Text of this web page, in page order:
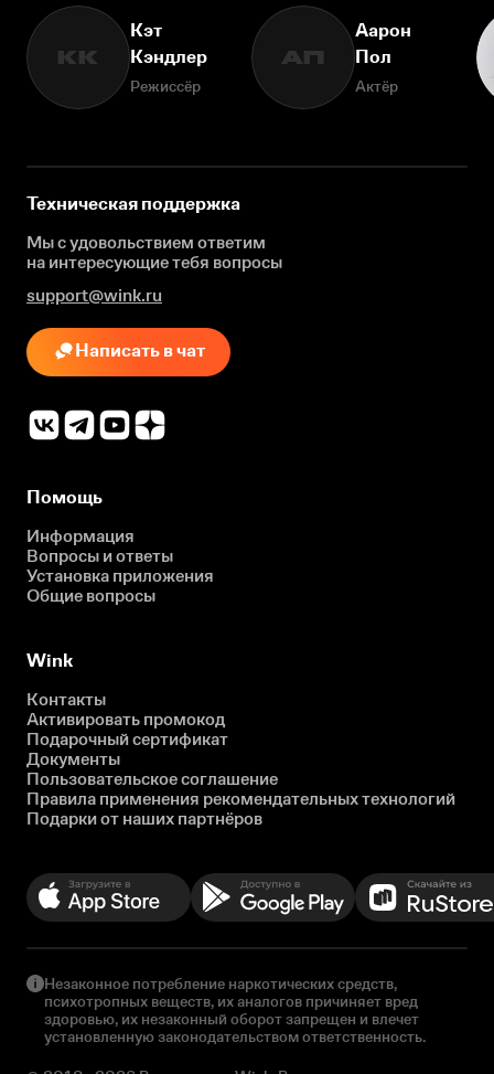
КК
Кэт
Кэндлер
Режиссёр
АП
Аарон
Пол
Актёр
Техническая поддержка
Мы с удовольствием ответим
на интересующиетебя вопросы
support@wink.ru
Написать в чат
Помощь
Информация
Вопросы и ответы
Установка приложения
Общие вопросы
Wink
Контакты
Активировать промокод
Подарочный сертификат
Документы
Пользовательское соглашение
Правила применения рекомендательных технологий
Подарки от наших партнёров
Незаконное потребление наркотических средств,
психотропных веществ, их аналогов причиняет вред
здоровью, их незаконный оборот запрещен и влечет
установленную законодательством ответственность.